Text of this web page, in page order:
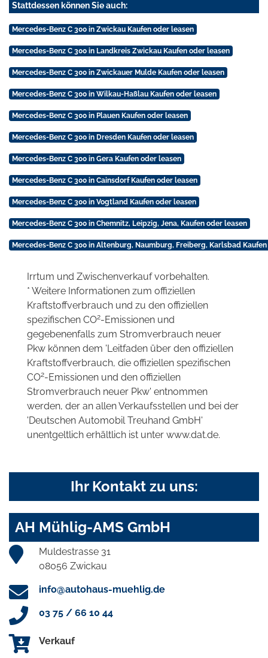
Stattdessen können Sie auch:
Mercedes-Benz C 300 in Zwickau Kaufen oder leasen
Mercedes-Benz C 300 in Landkreis Zwickau Kaufen oder leasen
Mercedes-Benz C 300 in Zwickauer Mulde Kaufen oder leasen
Mercedes-Benz C 300 in Wilkau-Haßlau Kaufen oder leasen
Mercedes-Benz C 300 in Plauen Kaufen oder leasen
Mercedes-Benz C 300 in Dresden Kaufen oder leasen
Mercedes-Benz C 300 in Gera Kaufen oder leasen
Mercedes-Benz C 300 in Cainsdorf Kaufen oder leasen
Mercedes-Benz C 300 in Vogtland Kaufen oder leasen
Mercedes-Benz C 300 in Chemnitz, Leipzig, Jena, Kaufen oder leasen
Mercedes-Benz C 300 in Altenburg, Naumburg, Freiberg, Karlsbad
Irrtum und Zwischenverkauf vorbehalten.
* Weitere Informationen zum offiziellen
Kraftstoffverbrauch und zu den offiziellen
spezifischen CO2-Emissionen und
gegebenenfalls zum Stromverbrauch neuer
Pkw können dem 'Leitfaden über den offiziellen
Kraftstoffverbrauch, die offiziellen spezifischen
CO2-Emissionen und den offiziellen
Stromverbrauch neuer Pkw' entnommen
werden, der an allen Verkaufsstellen und bei der
'Deutschen Automobil Treuhand GmbH'
unentgeltlich erhältlich ist unter www.dat.de.
Ihr Kontakt zu uns:
AH Mühlig-AMS GmbH
Muldestrasse 31
08056 Zwickau
info@autohaus-muehlig.de
03 75 / 66 10 44
Verkauf